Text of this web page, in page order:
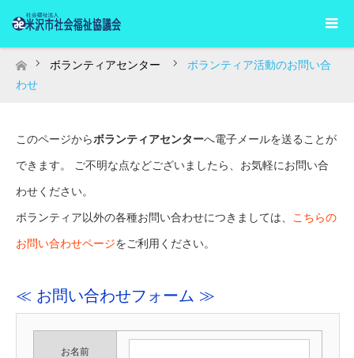
ホーム
ボランティアセンター
ボランティア活動のお問い合
わせ
このページからボランティアセンターへ電子メールを送ることが
できます。 ご不明な点などございましたら、お気軽にお問い合
わせください。
ボランティア以外の各種お問い合わせにつきましては、 こちらの
お問い合わせページをご利用ください。
≪ お問い合わせフォーム ≫
お名前